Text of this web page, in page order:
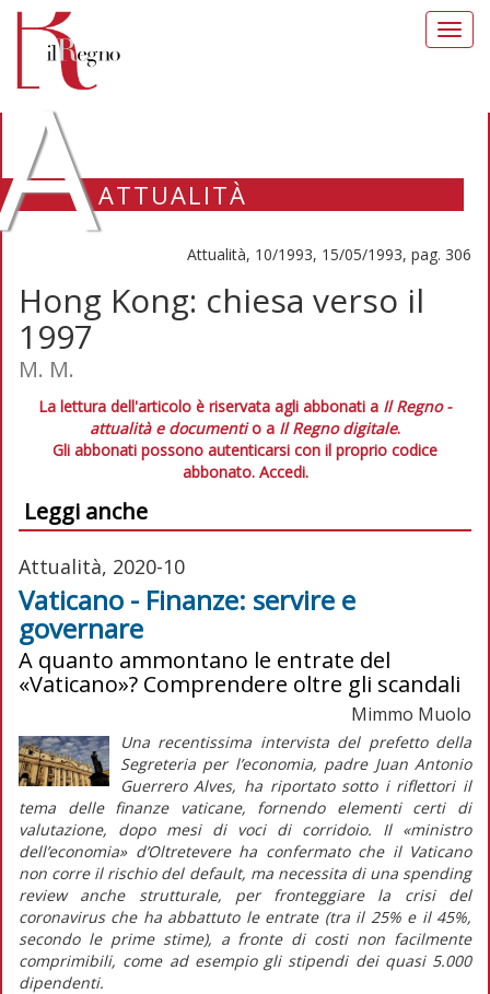
ATTUALITÀ
Attualità, 10/1993, 15/05/1993, pag. 306
Hong Kong: chiesa verso il
1997
M. M.
La lettura dell'articolo è riservata agli abbonati a Il Regno -
attualità e documentio a Il Regno digitale.
Gli abbonati possono autenticarsi con il proprio codice
abbonato. Accedi.
Leggi anche
Attualità, 2020-10
Vaticano - Finanze: servire e
governare
A quanto ammontano le entrate del
«Vaticano»? Comprendere oltre gli scandali
Mimmo Muolo
Una recentissima intervista del prefetto della
Segreteria per l’economia, padre Juan Antonio
Guerrero Alves, ha riportato sotto i riflettori il
tema delle finanze vaticane, fornendo elementi certi di
valutazione, dopo mesi di voci di corridoio. Il «ministro
dell’economia» d’Oltretevere ha confermato che il Vaticano
non corre il rischio del default, ma necessita di una spending
review anche strutturale, per fronteggiare la crisi del
coronavirus che ha abbattuto le entrate (tra il 25% e il 45%,
secondo le prime stime), a fronte di costi non facilmente
comprimibili, come ad esempio gli stipendi dei quasi 5.000
dipendenti.